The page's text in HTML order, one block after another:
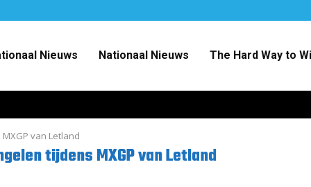
Nieuws Nationaal Nieuws The Hard Way to
van Letland
tijdens MXGP van Letland